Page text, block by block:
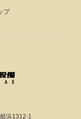
プ
浜1312-1